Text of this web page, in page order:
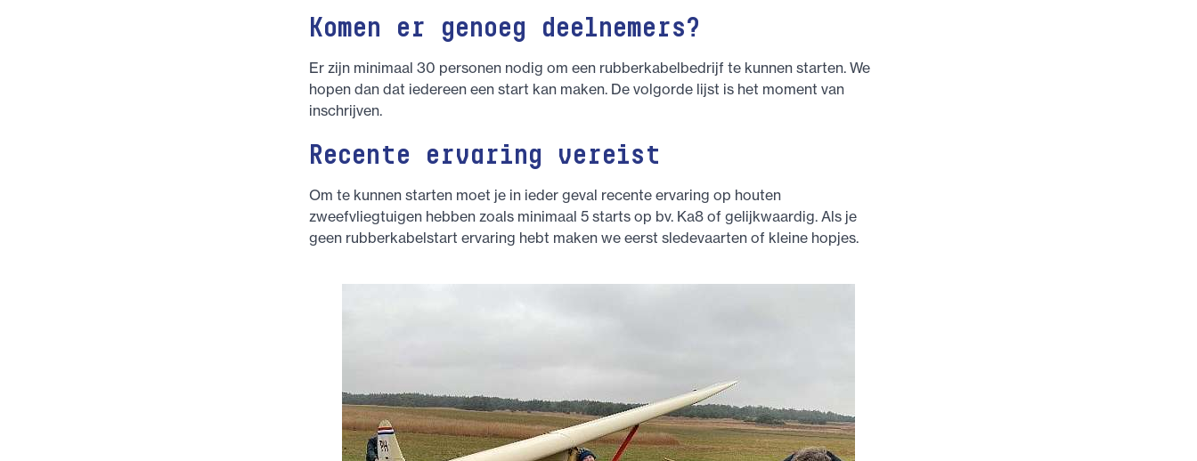
Komen er genoeg deelnemers?
Er zijn minimaal 30 personen nodig om een rubberkabelbedrijf te kunnen starten. We
hopen dan dat iedereen een start kan maken. De volgorde lijst is het moment van
inschrijven.
Recente ervaring vereist
Om te kunnen starten moet je in ieder geval recente ervaring op houten
zweefvliegtuigen hebben zoals minimaal 5 starts op bv. Ka8 of gelijkwaardig. Als je
geen rubberkabelstart ervaring hebt maken we eerst sledevaarten of kleine hopjes.